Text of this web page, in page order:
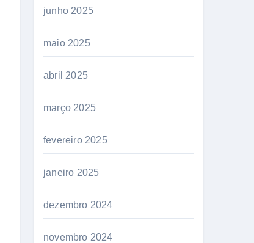
junho 2025
maio 2025
abril 2025
março 2025
fevereiro 2025
janeiro 2025
dezembro 2024
novembro 2024